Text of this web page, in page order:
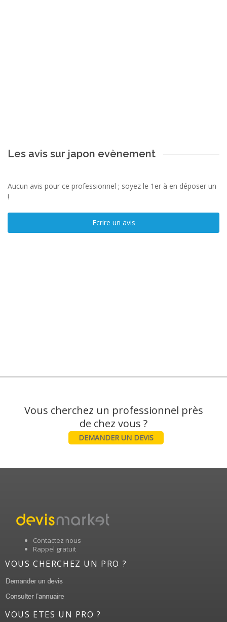
Les avis sur japon evènement
Aucun avis pour ce professionnel ; soyez le 1er à en déposer un
!
Ecrire un avis
Vous cherchez un professionnel près
DEMANDER UN DEVIS
Contactez nous
Rappel gratuit
VOUS CHERCHEZ UN PRO ?
VOUS ETES UN PRO ?